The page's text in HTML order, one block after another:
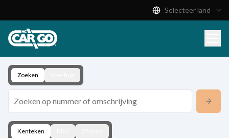
Download
Contact
Selecteer land
Zoeken
Kenteken